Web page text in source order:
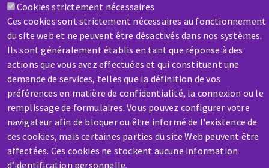
Cookies strictement nécessaires
Ces cookies sont strictement nécessaires au fonctionnement
du site web et ne peuvent être désactivés dans nos systèmes.
Ils sont généralement établis en tant que réponse à des
actions que vous avez effectuées et qui constituent une
demande de services, telles que la définition de vos
préférences en matière de confidentialité, la connexion ou le
remplissage de formulaires. Vous pouvez configurer votre
navigateur afin de bloquer ou être informé de l'existence de
ces cookies, mais certaines parties du site Web peuvent être
affectées. Ces cookies ne stockent aucune information
d’identification personnelle.
AIDE & CONTACT
Une question ? Un renseignement ?
Contactez-nous
SAV / RÉPARATION